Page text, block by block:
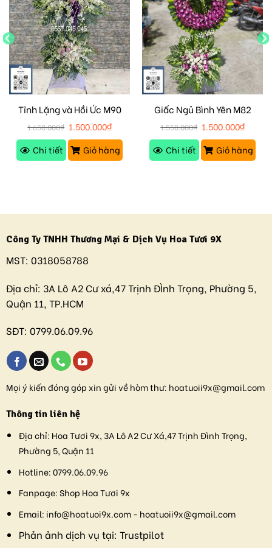
Tĩnh Lặng và Hồi Ức M90
1.650.000₫ 1.500.000₫
Chi tiết
Giỏ hàng
Giấc Ngủ Bình Yên M82
1.550.000₫ 1.500.000₫
Chi tiết
Giỏ hàng
Công Ty TNHH Thương Mại & Dịch Vụ Hoa Tươi 9X
MST: 0318058788
Địa chỉ: 3A Lô A2 Cư xá,47 Trịnh ĐÌnh Trọng, Phường 5,
Quận 11, TP.HCM
SĐT: 0799.06.09.96
Mọi ý kiến đóng góp xin gửi về hòm thư: hoatuoii9x@gmail.com
Thông tin liên hệ
Địa chỉ: Hoa Tươi 9x, 3A Lô A2 Cư Xá,47 Trịnh Đình Trọng,
Phường 5, Quận 11
Hotline:0799.06.09.96
Fanpage:Shop Hoa Tươi 9x
Email: info@hoatuoi9x.com - hoatuoii9x@gmail.com
Phản ảnh dịch vụ tại: Trustpilot